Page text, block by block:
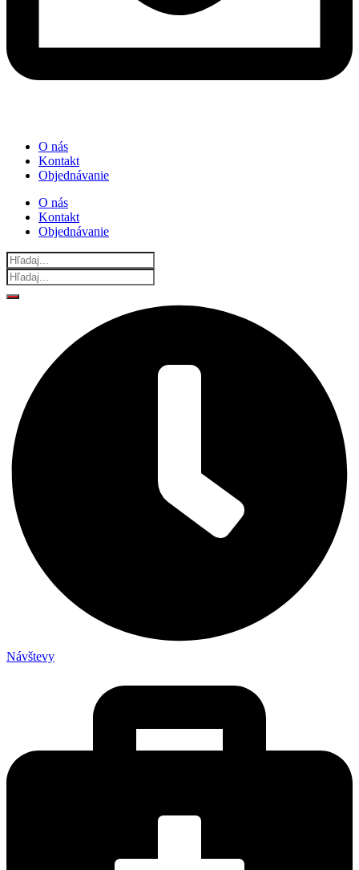
O nás
Kontakt
Objednávanie
O nás
Kontakt
Objednávanie
Návštevy